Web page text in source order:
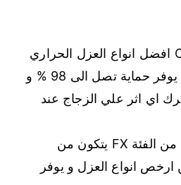
تظليل 3M من فئة CR افضل انواع العزل الحراري
مصنوع من السراميك يوفر حماية تصل الى 98 % و
اي اثر علي الزجاج عند
أيضا نؤمن تظليل 3M من الفئة FX يتكون من
ارخص انواع العزل و يوفر